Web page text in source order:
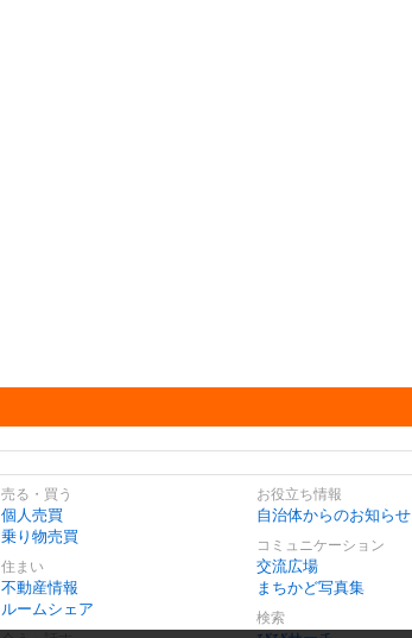
売る・買う
個人売買
乗り物売買
住まい
不動産情報
ルームシェア
お役立ち情報
自治体からのお知らせ
コミュニケーション
交流広場
まちかど写真集
検索